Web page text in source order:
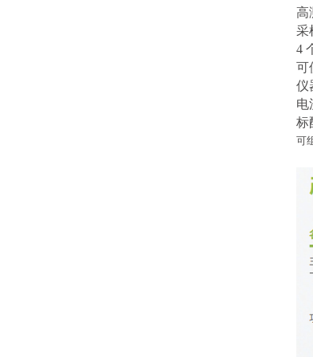
高
采
4
可
仪
电
标
可